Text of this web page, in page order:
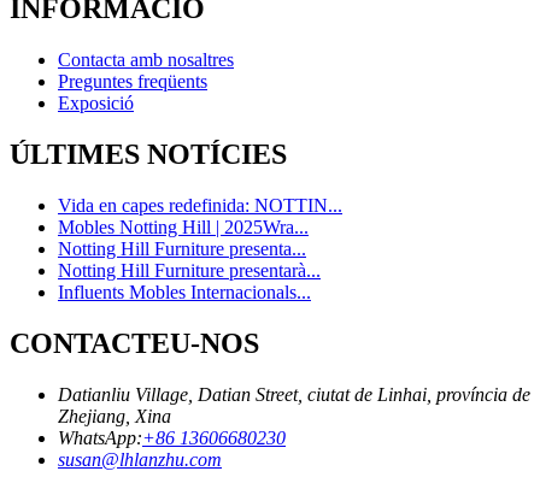
INFORMACIÓ
Contacta amb nosaltres
Preguntes freqüents
Exposició
ÚLTIMES NOTÍCIES
Vida en capes redefinida: NOTTIN...
Mobles Notting Hill | 2025Wra...
Notting Hill Furniture presenta...
Notting Hill Furniture presentarà...
Influents Mobles Internacionals...
CONTACTEU-NOS
Datianliu Village, Datian Street, ciutat de Linhai, província de
Zhejiang, Xina
WhatsApp:+86 13606680230
susan@lhlanzhu.com